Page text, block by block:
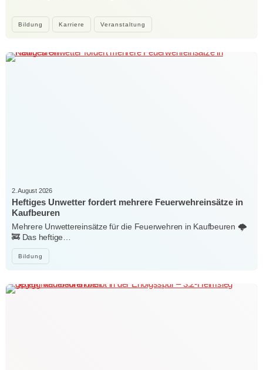
Bildung Karriere Veranstaltung
Bildung
2. August 2026
Heftiges Unwetter fordert mehrere Feuerwehreinsätze in
Kaufbeuren
Mehrere Unwettereinsätze für die Feuerwehren in Kaufbeuren 🌩️
🚒 Das heftige…